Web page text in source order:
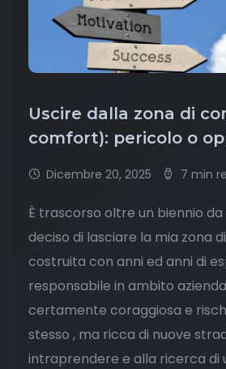
Uscire dalla zona di
comfort): pericolo o
Dicembre 20, 2025 7 min
È trascorso oltre un biennio
deciso di lasciare la mia zona
costruita con anni ed anni di
responsabile in ambito
certamente coraggiosa e
stesso , ma ricca di nuove
intraprendere e alla ricerca di